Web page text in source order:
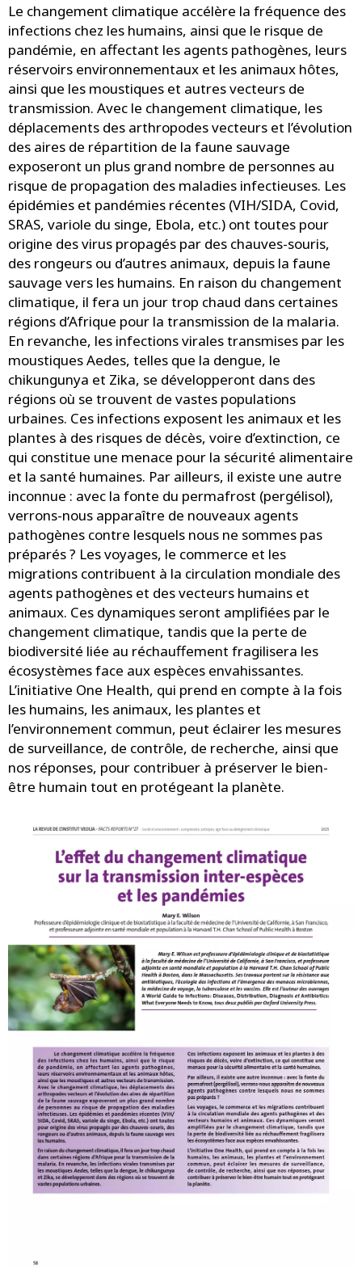
Le changement climatique accélère la fréquence des
infections chez les humains, ainsi que le risque de
pandémie, en affectant les agents pathogènes, leurs
réservoirs environnementaux et les animaux hôtes,
ainsi que les moustiques et autres vecteurs de
transmission. Avec le changement climatique, les
déplacements des arthropodes vecteurs et l’évolution
des aires de répartition de la faune sauvage
exposeront un plus grand nombre de personnes au
risque de propagation des maladies infectieuses. Les
épidémies et pandémies récentes (VIH/SIDA, Covid,
SRAS, variole du singe, Ebola, etc.) ont toutes pour
origine des virus propagés par des chauves-souris,
des rongeurs ou d’autres animaux, depuis la faune
sauvage vers les humains. En raison du changement
climatique, il fera un jour trop chaud dans certaines
régions d’Afrique pour la transmission de la malaria.
En revanche, les infections virales transmises par les
moustiques Aedes, telles que la dengue, le
chikungunya et Zika, se développeront dans des
régions où se trouvent de vastes populations
urbaines. Ces infections exposent les animaux et les
plantes à des risques de décès, voire d’extinction, ce
qui constitue une menace pour la sécurité alimentaire
et la santé humaines. Par ailleurs, il existe une autre
inconnue : avec la fonte du permafrost (pergélisol),
verrons-nous apparaître de nouveaux agents
pathogènes contre lesquels nous ne sommes pas
préparés ? Les voyages, le commerce et les
migrations contribuent à la circulation mondiale des
agents pathogènes et des vecteurs humains et
animaux. Ces dynamiques seront amplifiées par le
changement climatique, tandis que la perte de
biodiversité liée au réchauffement fragilisera les
écosystèmes face aux espèces envahissantes.
L’initiative One Health, qui prend en compte à la fois
les humains, les animaux, les plantes et
l’environnement commun, peut éclairer les mesures
de surveillance, de contrôle, de recherche, ainsi que
nos réponses, pour contribuer à préserver le bien-
être humain tout en protégeant la planète.